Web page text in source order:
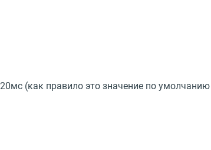
20мс (как правило это значение по